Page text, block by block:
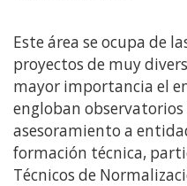
Este área se ocupa de
proyectos de muy
mayor importancia el
engloban
asesoramiento a
formación técnica,
Técnicos de